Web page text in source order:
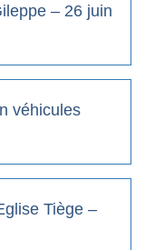
– 26 juin
véhicules
Tiège –